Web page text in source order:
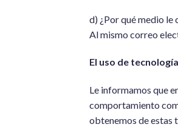
d) ¿Por qué medio le
Al mismo correo
El uso de
Le informamos que
comportamiento
obtenemos de estas